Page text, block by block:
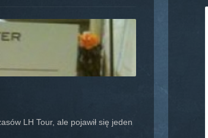
LH Tour, ale pojawił się jeden